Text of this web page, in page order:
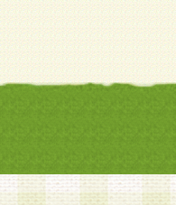
6.当社は、お客
加・ 利用停止等
て確認できた場
いただきます。
ります。
1.会員とは、本
了し、当社が承
が以下に該当す